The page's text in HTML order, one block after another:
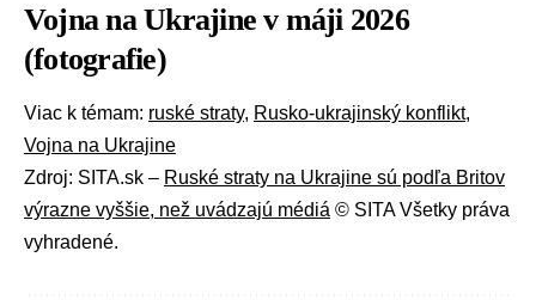
Vojna na Ukrajine v máji 2026
(fotografie)
Viac k témam: ruské straty, Rusko-ukrajinský konflikt,
Vojna na Ukrajine
Zdroj: SITA.sk – Ruské straty na Ukrajine sú podľa Britov
výrazne vyššie, než uvádzajú médiá © SITA Všetky práva
vyhradené.